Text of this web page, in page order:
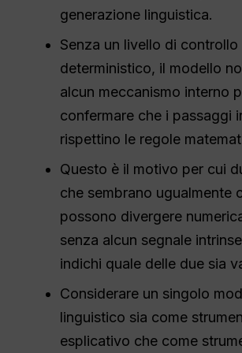
generazione linguistica.
Senza un livello di controllo
deterministico, il modello
alcun meccanismo interno
confermare che i passaggi
rispettino le regole
Questo è il motivo per cui
che sembrano ugualmente
possono divergere
senza alcun segnale
indichi quale delle due sia
Considerare un singolo
linguistico sia come
esplicativo che come